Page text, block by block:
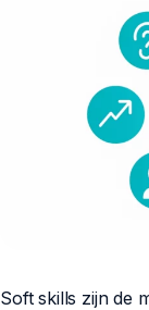
Soft skills zijn de